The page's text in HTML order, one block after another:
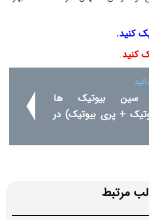
کنید.
کنید.
سین بیوتیک ها
+ پری بیوتیک) در
مرتبط